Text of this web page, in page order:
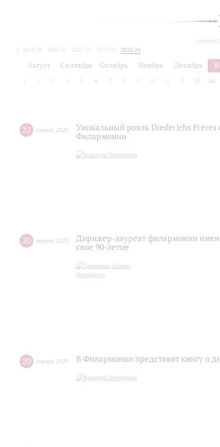
сегодня
2019/20 2020/21 2021/22 2022/23
2023/24
Август Сентябрь Октябрь Ноябрь Декабрь
2 3 4 5 6 7 8 9 10 12 13 14
22 января 2025
Уникальный рояль Diederichs Frères
Филармонии
20 января 2025
Дирижер-лауреат филармонии
свое 90-летие
20 января 2025 В Филармонии представят книгу о